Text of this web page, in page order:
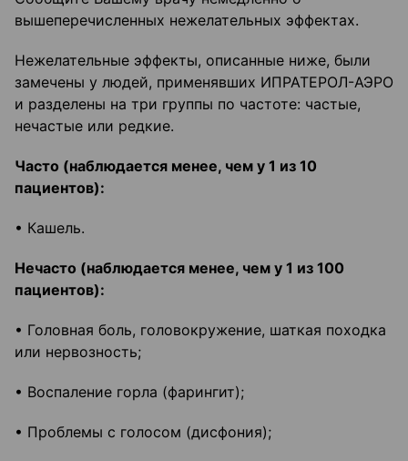
вышеперечисленных нежелательных эффектах.
Нежелательные эффекты, описанные ниже, были
замечены у людей, применявших ИПРАТЕРОЛ-АЭРО
и разделены на три группы по частоте: частые,
нечастые или редкие.
Часто (наблюдается менее, чем у 1 из 10
пациентов):
• Кашель.
Нечасто (наблюдается менее, чем у 1 из 100
пациентов):
• Головная боль, головокружение, шаткая походка
или нервозность;
• Воспаление горла (фарингит);
• Проблемы с голосом (дисфония);